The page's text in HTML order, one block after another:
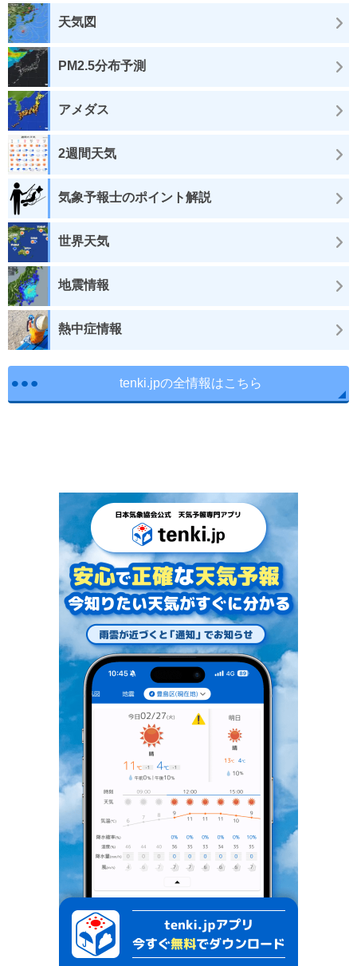
天気図
PM2.5分布予測
アメダス
2週間天気
気象予報士のポイント解説
世界天気
地震情報
熱中症情報
tenki.jpの全情報はこちら